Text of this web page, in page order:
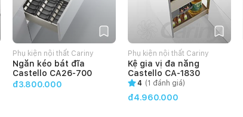
Phụ kiện nội thất Cariny
Ngăn kéo bát đĩa
Castello CA26-700
đ3.800.000
Phụ kiện nội thất Cariny
Kệ gia vị đa năng
Castello CA-1830
4 (1 đánh giá)
đ4.960.000